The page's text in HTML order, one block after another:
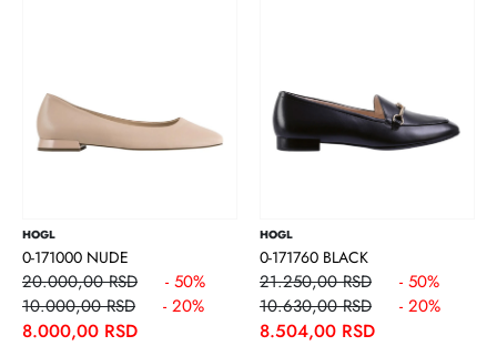
HOGL
0-171000 NUDE
20.000,00 RSD
- 50%
10.000,00 RSD
- 20%
8.000,00 RSD
HOGL
0-171760 BLACK
21.250,00 RSD
- 50%
10.630,00 RSD
- 20%
8.504,00 RSD